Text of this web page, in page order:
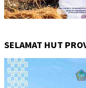
SELAMAT HUT